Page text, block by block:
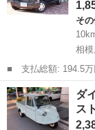
そ
相
■ 支払総額: 194.5万円 ■ 車両本体価格： 1,859,000 円 ■ メーカ
ー名： ダイハツ
届出済未使用車 バ
ーズ Ｌ...
神奈川 相模原市
ダ
ス